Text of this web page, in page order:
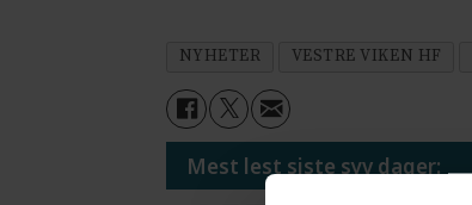
NYHETER VESTRE VIKEN HF
Mest lest siste syv dager: